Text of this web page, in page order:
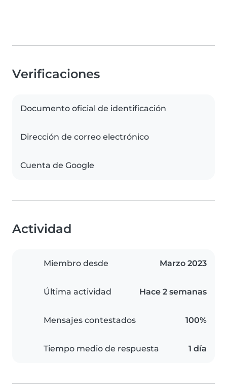
Verificaciones
Documento oficial de identificación
Dirección de correo electrónico
Cuenta de Google
Actividad
Miembro desde Marzo 2023
Última actividad Hace 2 semanas
Mensajes contestados 100%
Tiempo medio de respuesta 1 día